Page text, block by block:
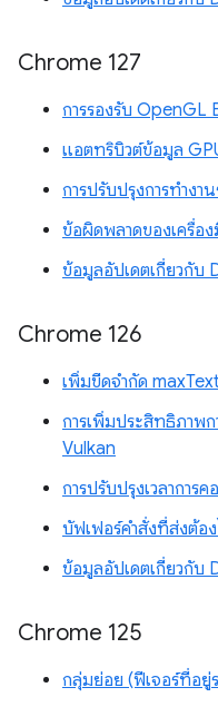
Chrome 127
การรองรับ OpenGL
แอตทริบิวต์ข้อมูล
การปรับปรุงการทำง
ข้อผิดพลาดของเครื่อง
ข้อมูลอัปเดตเกี่ยวกับ
Chrome 126
เพิ่มขีดจำกัด
การเพิ่มประสิทธิภาพ
Vulkan
การปรับปรุงเวลาการ
บัฟเฟอร์คำสั่งที่ส่งต้อ
ข้อมูลอัปเดตเกี่ยวกับ
Chrome 125
กลุ่มย่อย (ฟีเจอร์ที่อยู่